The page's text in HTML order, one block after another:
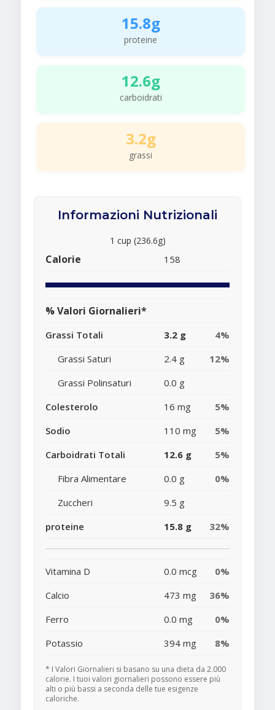
15.8g
proteine
12.6g
carboidrati
3.2g
grassi
Informazioni Nutrizionali
1 cup (236.6g)
Calorie 158
% Valori Giornalieri*
Grassi Totali 3.2 g
4%
Grassi Saturi
2.4 g
12%
Grassi Polinsaturi
0.0 g
Colesterolo
16 mg
5%
Sodio
110 mg
5%
Carboidrati Totali
12.6 g
5%
Fibra Alimentare
0.0 g
0%
Zuccheri
9.5 g
proteine
15.8 g 32%
Vitamina D 0.0 mcg
0%
Calcio
473 mg
36%
Ferro
0.0 mg
0%
Potassio
394 mg 8%
* I Valori Giornalieri si basano su una dieta da 2.000
calorie. I tuoi valori giornalieri possono essere più
alti o più bassi a seconda delle tue esigenze
caloriche.